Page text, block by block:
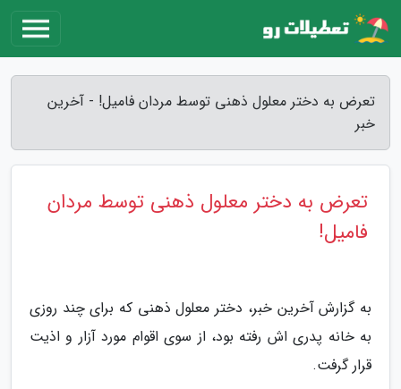
تعرض به دختر معلول ذهنی توسط مردان فامیل! - آخرین
خبر
تعرض به دختر معلول ذهنی توسط مردان
فامیل!
به گزارش آخرین خبر، دختر معلول ذهنی که برای چند روزی
به خانه پدری اش رفته بود، از سوی اقوام مورد آزار و اذیت
قرار گرفت.